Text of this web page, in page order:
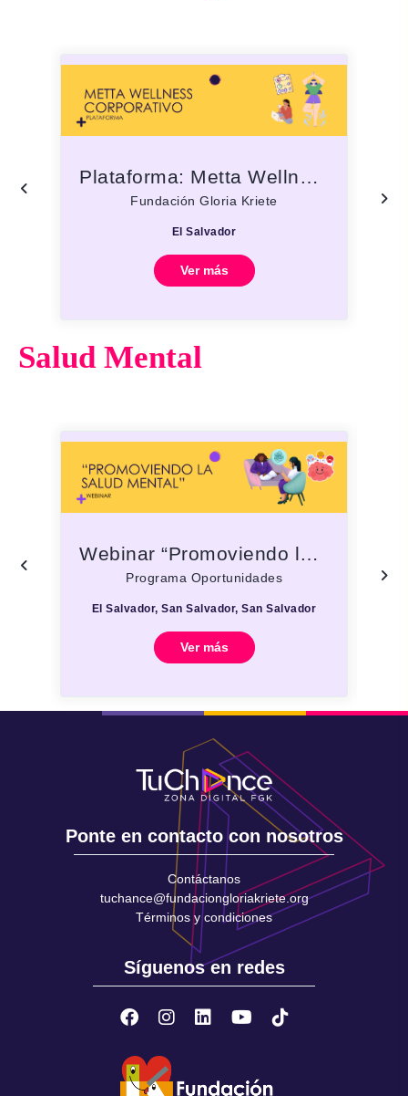
Plataforma: Metta Wellness Corporativo
Fundación Gloria Kriete
El Salvador
Ver más
Salud Mental
Webinar “Promoviendo la Salud Mental”
Programa Oportunidades
El Salvador, San Salvador, San Salvador
Ver más
Ponte en contacto con nosotros
Contáctanos
tuchance@fundaciongloriakriete.org
Términos y condiciones
Síguenos en redes